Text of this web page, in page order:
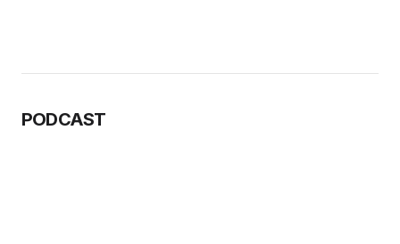
PODCAST